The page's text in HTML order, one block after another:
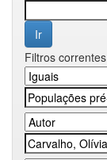
Filtros